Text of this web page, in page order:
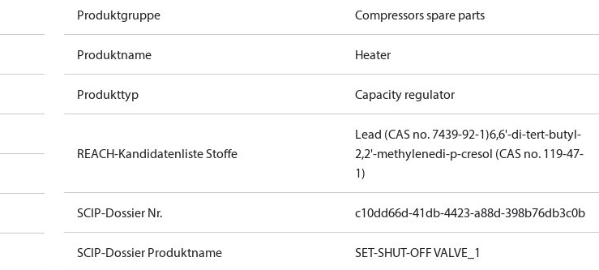
Produktgruppe Compressors spare parts
Produktname Heater
Produkttyp Capacity regulator
REACH-Kandidatenliste Stoffe
Lead (CAS no. 7439-92-1)6,6'-di-tert-butyl-
2,2'-methylenedi-p-cresol (CAS no. 119-47-
1)
SCIP-Dossier Nr. c10dd66d-41db-4423-a88d-398b76db3c0b
SCIP-Dossier Produktname SET-SHUT-OFF VALVE_1